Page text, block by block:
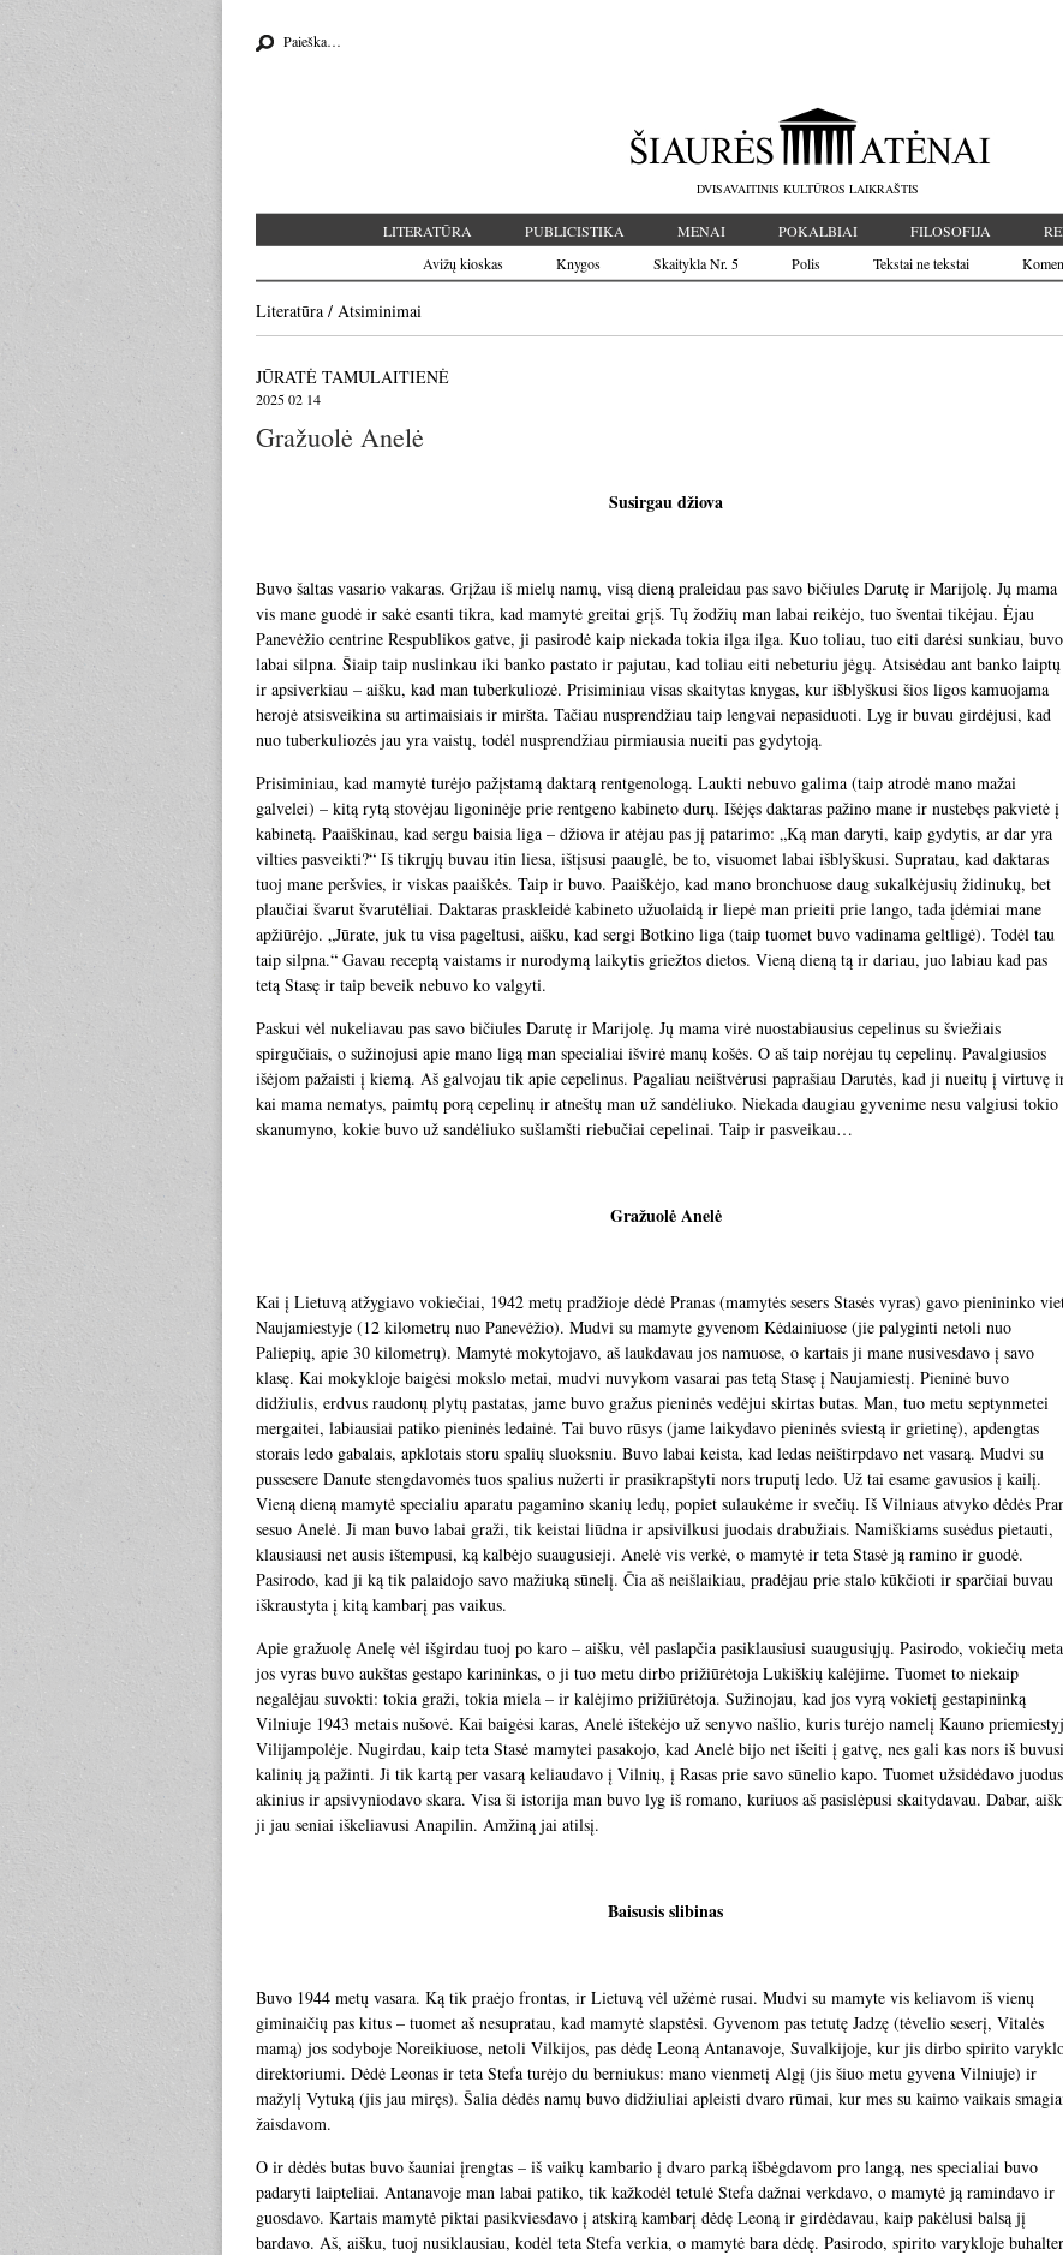
Search for:
DVISAVAITINIS KULTŪROS LAIKRAŠTIS
LITERATŪRA PUBLICISTIKA MENAI POKALBIAI FILOSOFIJA
Avižų kioskas
Knygos Skaitykla Nr. 5 Polis Tekstai ne tekstai
Literatūra / Atsiminimai
JŪRATĖ TAMULAITIENĖ
2025 02 14
Gražuolė Anelė
Susirgau džiova
Buvo šaltas vasario vakaras. Grįžau iš mielų namų, visą dieną praleidau pas savo bičiules Darutę ir Marijolę. Jų mama
vis mane guodė ir sakė esanti tikra, kad mamytė greitai grįš. Tų žodžių man labai reikėjo, tuo šventai tikėjau. Ėjau
Panevėžio centrine Respublikos gatve, ji pasirodė kaip niekada tokia ilga ilga. Kuo toliau, tuo eiti darėsi sunkiau, buvo
labai silpna. Šiaip taip nuslinkau iki banko pastato ir pajutau, kad toliau eiti nebeturiu jėgų. Atsisėdau ant banko laiptų
ir apsiverkiau – aišku, kad man tuberkuliozė. Prisiminiau visas skaitytas knygas, kur išblyškusi šios ligos kamuojama
herojė atsisveikina su artimaisiais ir miršta. Tačiau nusprendžiau taip lengvai nepasiduoti. Lyg ir buvau girdėjusi, kad
nuo tuberkuliozės jau yra vaistų, todėl nusprendžiau pirmiausia nueiti pas gydytoją.
Prisiminiau, kad mamytė turėjo pažįstamą daktarą rentgenologą. Laukti nebuvo galima (taip atrodė mano mažai
galvelei) – kitą rytą stovėjau ligoninėje prie rentgeno kabineto durų. Išėjęs daktaras pažino mane ir nustebęs pakvietė į
kabinetą. Paaiškinau, kad sergu baisia liga – džiova ir atėjau pas jį patarimo: „Ką man daryti, kaip gydytis, ar dar yra
vilties pasveikti?“ Iš tikrųjų buvau itin liesa, ištįsusi paauglė, be to, visuomet labai išblyškusi. Supratau, kad daktaras
tuoj mane peršvies, ir viskas paaiškės. Taip ir buvo. Paaiškėjo, kad mano bronchuose daug sukalkėjusių židinukų, bet
plaučiai švarut švarutėliai. Daktaras praskleidė kabineto užuolaidą ir liepė man prieiti prie lango, tada įdėmiai mane
apžiūrėjo. „Jūrate, juk tu visa pageltusi, aišku, kad sergi Botkino liga (taip tuomet buvo vadinama geltligė). Todėl tau
taip silpna.“ Gavau receptą vaistams ir nurodymą laikytis griežtos dietos. Vieną dieną tą ir dariau, juo labiau kad pas
tetą Stasę ir taip beveik nebuvo ko valgyti.
Paskui vėl nukeliavau pas savo bičiules Darutę ir Marijolę. Jų mama virė nuostabiausius cepelinus su šviežiais
spirgučiais, o sužinojusi apie mano ligą man specialiai išvirė manų košės. O aš taip norėjau tų cepelinų. Pavalgiusios
išėjom pažaisti į kiemą. Aš galvojau tik apie cepelinus. Pagaliau neištvėrusi paprašiau Darutės, kad ji nueitų į virtuvę
kai mama nematys, paimtų porą cepelinų ir atneštų man už sandėliuko. Niekada daugiau gyvenime nesu valgiusi tokio
skanumyno, kokie buvo už sandėliuko sušlamšti riebučiai cepelinai. Taip ir pasveikau…
Gražuolė Anelė
Kai į Lietuvą atžygiavo vokiečiai, 1942 metų pradžioje dėdė Pranas (mamytės sesers Stasės vyras) gavo pienininko
Naujamiestyje (12 kilometrų nuo Panevėžio). Mudvi su mamyte gyvenom Kėdainiuose (jie palyginti netoli nuo
Paliepių, apie 30 kilometrų). Mamytė mokytojavo, aš laukdavau jos namuose, o kartais ji mane nusivesdavo į savo
klasę. Kai mokykloje baigėsi mokslo metai, mudvi nuvykom vasarai pas tetą Stasę į Naujamiestį. Pieninė buvo
didžiulis, erdvus raudonų plytų pastatas, jame buvo gražus pieninės vedėjui skirtas butas. Man, tuo metu septynmetei
mergaitei, labiausiai patiko pieninės ledainė. Tai buvo rūsys (jame laikydavo pieninės sviestą ir grietinę), apdengtas
storais ledo gabalais, apklotais storu spalių sluoksniu. Buvo labai keista, kad ledas neištirpdavo net vasarą. Mudvi su
pussesere Danute stengdavomės tuos spalius nužerti ir prasikrapštyti nors truputį ledo. Už tai esame gavusios į kailį.
Vieną dieną mamytė specialiu aparatu pagamino skanių ledų, popiet sulaukėme ir svečių. Iš Vilniaus atvyko dėdės
sesuo Anelė. Ji man buvo labai graži, tik keistai liūdna ir apsivilkusi juodais drabužiais. Namiškiams susėdus pietauti,
klausiausi net ausis ištempusi, ką kalbėjo suaugusieji. Anelė vis verkė, o mamytė ir teta Stasė ją ramino ir guodė.
Pasirodo, kad ji ką tik palaidojo savo mažiuką sūnelį. Čia aš neišlaikiau, pradėjau prie stalo kūkčioti ir sparčiai buvau
iškraustyta į kitą kambarį pas vaikus.
Apie gražuolę Anelę vėl išgirdau tuoj po karo – aišku, vėl paslapčia pasiklausiusi suaugusiųjų. Pasirodo, vokiečių
jos vyras buvo aukštas gestapo karininkas, o ji tuo metu dirbo prižiūrėtoja Lukiškių kalėjime. Tuomet to niekaip
negalėjau suvokti: tokia graži, tokia miela – ir kalėjimo prižiūrėtoja. Sužinojau, kad jos vyrą vokietį gestapininką
Vilniuje 1943 metais nušovė. Kai baigėsi karas, Anelė ištekėjo už senyvo našlio, kuris turėjo namelį Kauno
Vilijampolėje. Nugirdau, kaip teta Stasė mamytei pasakojo, kad Anelė bijo net išeiti į gatvę, nes gali kas nors iš
kalinių ją pažinti. Ji tik kartą per vasarą keliaudavo į Vilnių, į Rasas prie savo sūnelio kapo. Tuomet užsidėdavo juodus
akinius ir apsivyniodavo skara. Visa ši istorija man buvo lyg iš romano, kuriuos aš pasislėpusi skaitydavau. Dabar,
ji jau seniai iškeliavusi Anapilin. Amžiną jai atilsį.
Baisusis slibinas
Buvo 1944 metų vasara. Ką tik praėjo frontas, ir Lietuvą vėl užėmė rusai. Mudvi su mamyte vis keliavom iš vienų
giminaičių pas kitus – tuomet aš nesupratau, kad mamytė slapstėsi. Gyvenom pas tetutę Jadzę (tėvelio seserį, Vitalės
mamą) jos sodyboje Noreikiuose, netoli Vilkijos, pas dėdę Leoną Antanavoje, Suvalkijoje, kur jis dirbo spirito
direktoriumi. Dėdė Leonas ir teta Stefa turėjo du berniukus: mano vienmetį Algį (jis šiuo metu gyvena Vilniuje) ir
mažylį Vytuką (jis jau miręs). Šalia dėdės namų buvo didžiuliai apleisti dvaro rūmai, kur mes su kaimo vaikais
žaisdavom.
O ir dėdės butas buvo šauniai įrengtas – iš vaikų kambario į dvaro parką išbėgdavom pro langą, nes specialiai buvo
padaryti laipteliai. Antanavoje man labai patiko, tik kažkodėl tetulė Stefa dažnai verkdavo, o mamytė ją ramindavo ir
guosdavo. Kartais mamytė piktai pasikviesdavo į atskirą kambarį dėdę Leoną ir girdėdavau, kaip pakėlusi balsą jį
bardavo. Aš, aišku, tuoj nusiklausiau, kodėl teta Stefa verkia, o mamytė bara dėdę. Pasirodo, spirito varykloje